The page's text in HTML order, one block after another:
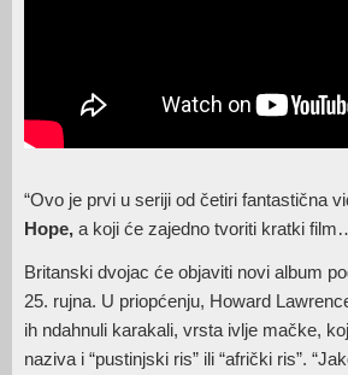
“Ovo je prvi u seriji od četiri fantastična
Hope, a koji će zajedno tvoriti kratki
Britanski dvojac će objaviti novi album
25. rujna. U priopćenju, Howard
ih ndahnuli karakali, vrsta ivlje mačke,
naziva i “pustinjski ris” ili “afrički ris”.